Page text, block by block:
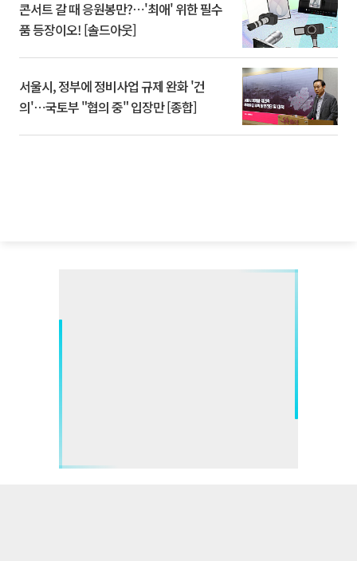
콘서트 갈 때 응원봉만?⋯'최애' 위한 필수
품 등장이오! [솔드아웃]
서울시, 정부에 정비사업 규제 완화 '건
의'⋯국토부 "협의 중" 입장만 [종합]